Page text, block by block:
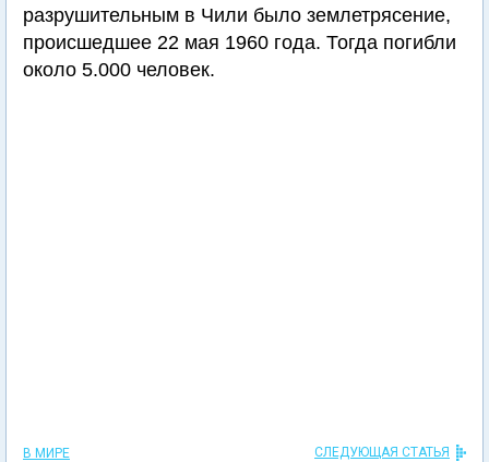
разрушительным в Чили было землетрясение,
происшедшее 22 мая 1960 года. Тогда погибли
около 5.000 человек.
В МИРЕ СЛЕДУЮЩАЯ СТАТЬЯ